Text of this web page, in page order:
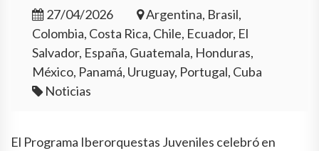
27/04/2026
Argentina, Brasil,
Colombia, Costa Rica, Chile, Ecuador, El
Salvador, España, Guatemala, Honduras,
México, Panamá, Uruguay, Portugal, Cuba
Noticias
El Programa Iberorquestas Juveniles celebró en